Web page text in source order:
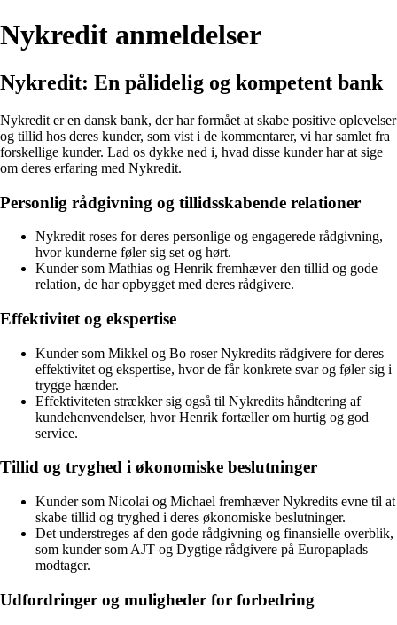
Nykredit anmeldelser
Nykredit: En pålidelig og kompetent bank
Nykredit er en dansk bank, der har formået at skabe positive oplevelser
og tillid hos deres kunder, som vist i de kommentarer, vi har samlet fra
forskellige kunder. Lad os dykke ned i, hvad disse kunder har at sige
om deres erfaring med Nykredit.
Personlig rådgivning og tillidsskabende relationer
Nykredit roses for deres personlige og engagerede rådgivning,
hvor kunderne føler sig set og hørt.
Kunder som Mathias og Henrik fremhæver den tillid og gode
relation, de har opbygget med deres rådgivere.
Effektivitet og ekspertise
Kunder som Mikkel og Bo roser Nykredits rådgivere for deres
effektivitet og ekspertise, hvor de får konkrete svar og føler sig i
trygge hænder.
Effektiviteten strækker sig også til Nykredits håndtering af
kundehenvendelser, hvor Henrik fortæller om hurtig og god
service.
Tillid og tryghed i økonomiske beslutninger
Kunder som Nicolai og Michael fremhæver Nykredits evne til at
skabe tillid og tryghed i deres økonomiske beslutninger.
Det understreges af den gode rådgivning og finansielle overblik,
som kunder som AJT og Dygtige rådgivere på Europaplads
modtager.
Udfordringer og muligheder for forbedring